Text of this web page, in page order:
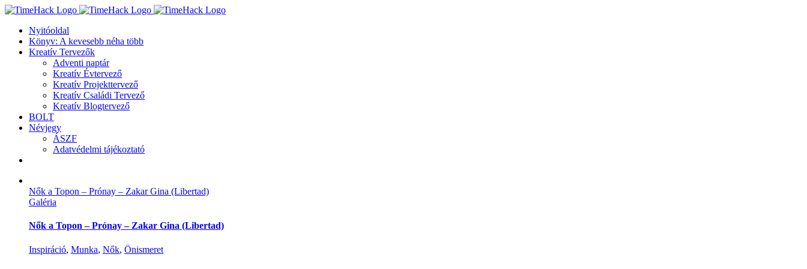
Kihagyás
Nyitóoldal
Könyv: A kevesebb néha több
Kreatív Tervezők
Adventi naptár
Kreatív Évtervező
Kreatív Projekttervező
Kreatív Családi Tervező
Kreatív Blogtervező
BOLT
Névjegy
ÁSZF
Adatvédelmi tájékoztató
Nők a Topon – Prónay – Zakar Gina (Libertad)
Galéria
Nők a Topon – Prónay – Zakar Gina (Libertad)
Inspiráció, Munka, Nők, Önismeret